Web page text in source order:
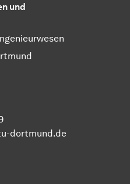
und
dortmund.de